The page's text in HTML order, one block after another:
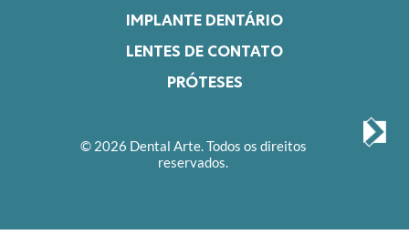
IMPLANTE DENTÁRIO
LENTES DE CONTATO
PRÓTESES
© 2026 Dental Arte. Todos os direitos
reservados.